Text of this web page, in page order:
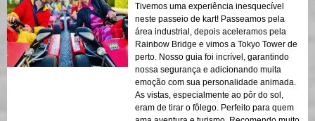
Tivemos uma experiência inesquecível
neste passeio de kart! Passeamos pela
área industrial, depois aceleramos pela
Rainbow Bridge e vimos a Tokyo Tower de
perto. Nosso guia foi incrível, garantindo
nossa segurança e adicionando muita
emoção com sua personalidade animada.
As vistas, especialmente ao pôr do sol,
eram de tirar o fôlego. Perfeito para quem